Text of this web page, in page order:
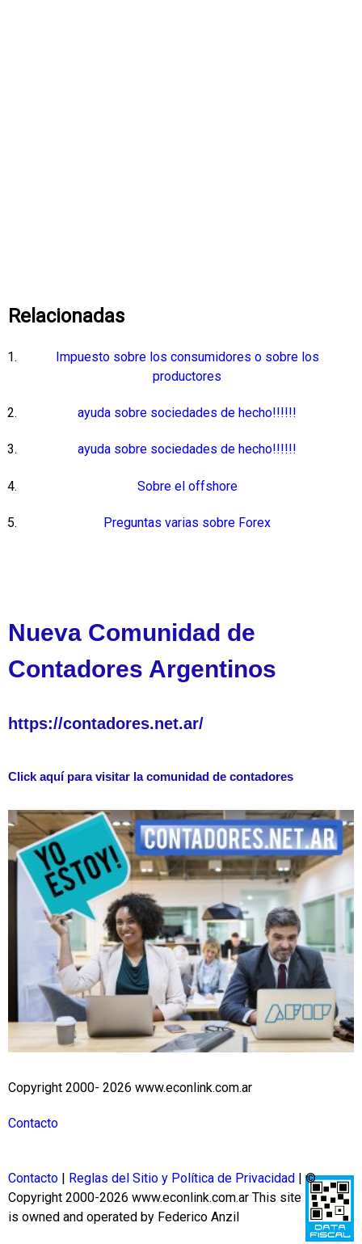
Relacionadas
Impuesto sobre los consumidores o sobre los
productores
ayuda sobre sociedades de hecho!!!!!!
ayuda sobre sociedades de hecho!!!!!!
Sobre el offshore
Preguntas varias sobre Forex
Nueva Comunidad de
Contadores Argentinos
https://contadores.net.ar/
Click aquí para visitar la comunidad de contadores
Copyright 2000- 2026 www.econlink.com.ar
Contacto
Contacto | Reglas del Sitio y Política de Privacidad | ©
Copyright 2000-2026 www.econlink.com.ar This site
is owned and operated by Federico Anzil